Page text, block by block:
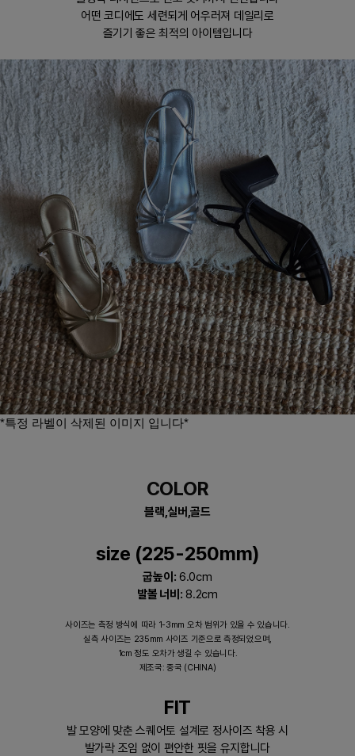
어떤 코디에도 세련되게 어우러져 데일리로
즐기기 좋은 최적의 아이템입니다
*특정 라벨이 삭제된 이미지 입니다*​
COLOR
블랙,실버,골드
size (225-250mm)
굽높이: 6.0cm
발볼 너비: 8.2cm
사이즈는 측정 방식에 따라 1-3mm 오차 범위가 있을 수 있습니다.
실측 사이즈는 235mm 사이즈 기준으로 측정되었으며,
1cm 정도 오차가 생길 수 있습니다.
제조국: 중국 (CHINA)
FIT
발 모양에 맞춘 스퀘어토 설계로 정사이즈 착용 시
발가락 조임 없이 편안한 핏을 유지합니다